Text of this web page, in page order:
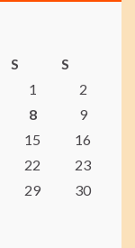
S
S
1
2
8
9
15
16
22
23
29
30